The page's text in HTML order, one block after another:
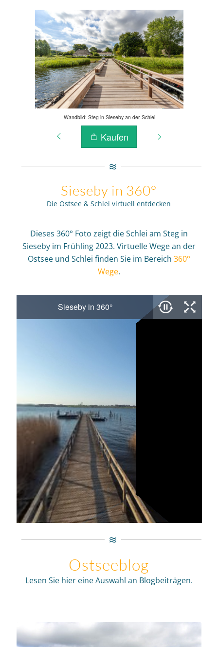
Sieseby in 360°
Die Ostsee & Schlei virtuell entdecken
Dieses 360° Foto zeigt die Schlei am Steg in
Sieseby im Frühling 2023. Virtuelle Wege an der
Ostsee und Schlei finden Sie im Bereich 360°
Wege.
Ostseeblog
Lesen Sie hier eine Auswahl an Blogbeiträgen.